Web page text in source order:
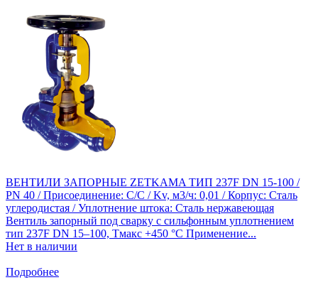
ВЕНТИЛИ ЗАПОРНЫЕ ZETKAMA ТИП 237F DN 15-100 /
PN 40 / Присоединение: С/С / Kv, м3/ч: 0,01 / Корпус: Сталь
углеродистая / Уплотнение штока: Сталь нержавеющая
Вентиль запорный под сварку с сильфонным уплотнением
тип 237F DN 15–100, Тмакс +450 °С Применение...
Нет в наличии
Подробнее